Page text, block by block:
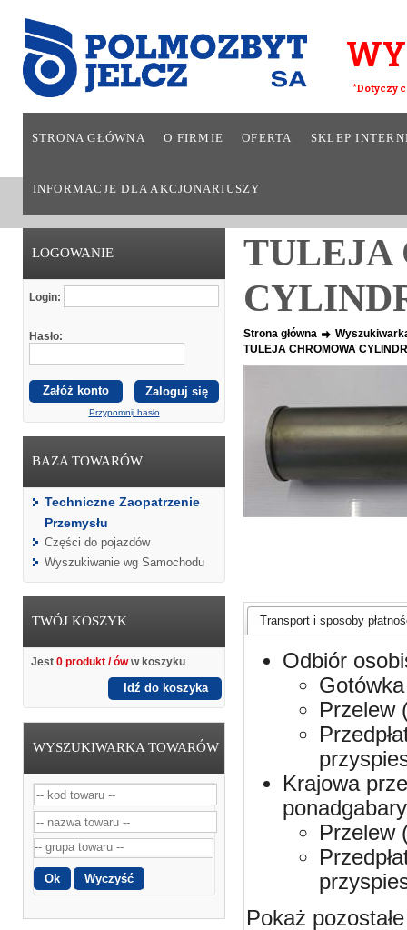
*Dotyczy
STRONA GŁÓWNA O FIRMIE OFERTA SKLEP
INFORMACJE DLA AKCJONARIUSZY
LOGOWANIE
Login:
Hasło:
Załóż konto
Przypomnij hasło
BAZA TOWARÓW
Techniczne Zaopatrzenie
Przemysłu
Części do pojazdów
Wyszukiwanie wg Samochodu
TWÓJ KOSZYK
Jest 0 produkt / óww koszyku
Idź do koszyka
WYSZUKIWARKA TOWARÓW
TULEJA
Strona główna
TULEJA CHROMOWA
Transport i sposoby
Odbiór
Przelew
Krajowa
Przelew
Pokaż pozostałe